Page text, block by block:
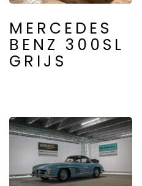
MERCEDES
BENZ 300SL
GRIJS